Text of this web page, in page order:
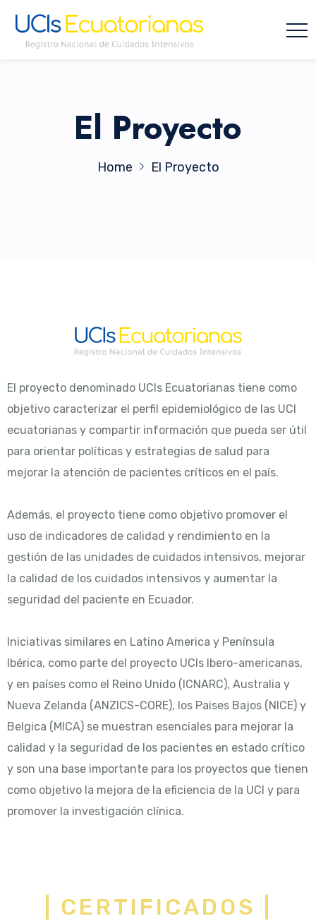
El Proyecto
Home El Proyecto
El proyecto denominado UCIs Ecuatorianas tiene como
objetivo caracterizar el perfil epidemiológico de las UCI
ecuatorianas y compartir información que pueda ser útil
para orientar políticas y estrategias de salud para
mejorar la atención de pacientes críticos en el país.
Además, el proyecto tiene como objetivo promover el
uso de indicadores de calidad y rendimiento en la
gestión de las unidades de cuidados intensivos, mejorar
la calidad de los cuidados intensivos y aumentar la
seguridad del paciente en Ecuador.
Iniciativas similares en Latino America y Península
Ibérica, como parte del proyecto UCIs Ibero-americanas,
y en países como el Reino Unido (ICNARC), Australia y
Nueva Zelanda (ANZICS-CORE), los Paises Bajos (NICE) y
Belgica (MICA) se muestran esenciales para mejorar la
calidad y la seguridad de los pacientes en estado crítico
y son una base importante para los proyectos que tienen
como objetivo la mejora de la eficiencia de la UCI y para
promover la investigación clínica.
| CERTIFICADOS |